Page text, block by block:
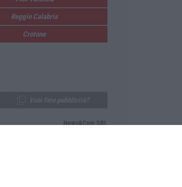
Reggio Calabria
Crotone
News&Com SRL